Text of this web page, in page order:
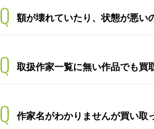
Q 額が壊れていたり、状態が悪い
Q 取扱作家一覧に無い作品でも買
Q 作家名がわかりませんが買い取